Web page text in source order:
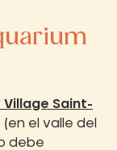
Village Saint-
el valle del
debe